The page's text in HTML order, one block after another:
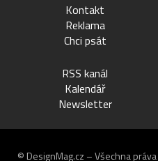
Kontakt
Reklama
Chci psát
RSS kanál
Kalendář
Newsletter
© DesignMag.cz – Všechna